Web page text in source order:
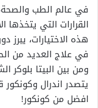
في عالم الطب
القرارات التي
هذه الاختيارات، يبرز
في علاج العديد من
ومن بين البيتا بلوكر
يتصدر اندرال وكونكور
افضل من كونكور!